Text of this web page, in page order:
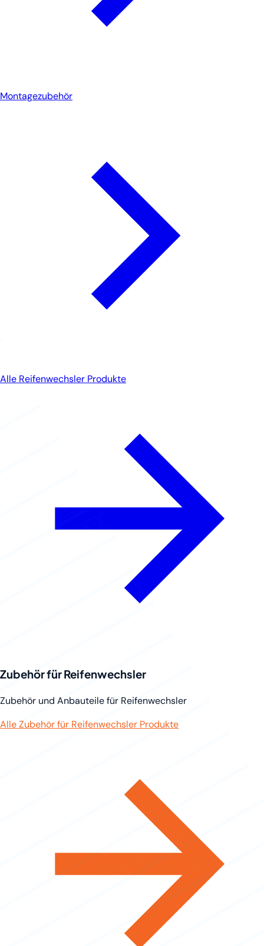
Montagezubehör
Alle Reifenwechsler Produkte
Zubehör für Reifenwechsler
Zubehör und Anbauteile für Reifenwechsler
Alle Zubehör für Reifenwechsler Produkte